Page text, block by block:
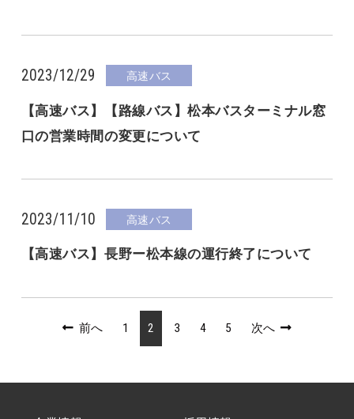
2023/12/29 高速バス
【高速バス】【路線バス】松本バスターミナル窓
口の営業時間の変更について
2023/11/10 高速バス
【高速バス】長野ー松本線の運行終了について
前へ 1 2 3 4 5 次へ